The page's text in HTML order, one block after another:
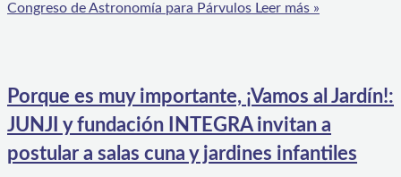
Congreso de Astronomía para Párvulos Leer más »
Porque es muy importante, ¡Vamos al Jardín!:
JUNJI y fundación INTEGRA invitan a
postular a salas cuna y jardines infantiles